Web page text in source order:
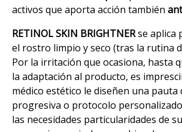
activos que aporta acción también
RETINOL SKIN BRIGHTNERse aplica
el rostro limpio y seco (tras la rutina
Por la irritación que ocasiona, hasta
la adaptación al producto, es
médico estético le diseñen una pauta
progresiva o protocolo
las necesidades particularidades de